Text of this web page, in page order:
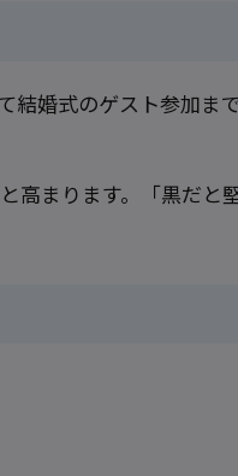
結婚式のゲスト参加ま
高まります。「黒だと